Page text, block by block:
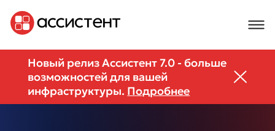
Новый релиз Ассистент 7.0 - больше
возможностей для вашей
инфраструктуры. Подробнее
НОВОСТИ